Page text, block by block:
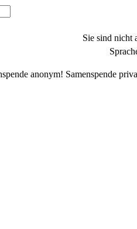
Sie sind nicht
anonym! Samenspende